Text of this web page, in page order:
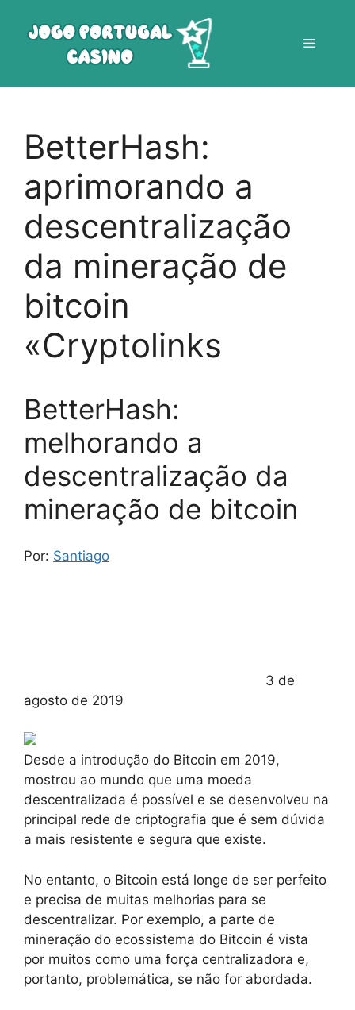
Menu
BetterHash:
aprimorando a
descentralização
da mineração de
bitcoin
«Cryptolinks
BetterHash:
melhorando a
descentralização da
mineração de bitcoin
Por: Santiago
3 de
agosto de 2019
Desde a introdução do Bitcoin em 2019,
mostrou ao mundo que uma moeda
descentralizada é possível e se desenvolveu na
principal rede de criptografia que é sem dúvida
a mais resistente e segura que existe.
No entanto, o Bitcoin está longe de ser perfeito
e precisa de muitas melhorias para se
descentralizar. Por exemplo, a parte de
mineração do ecossistema do Bitcoin é vista
por muitos como uma força centralizadora e,
portanto, problemática, se não for abordada.